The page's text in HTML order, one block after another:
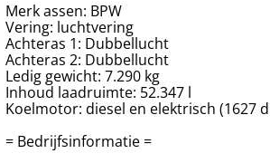
Merk assen: BPW
Vering: luchtvering
Achteras 1: Dubbellucht
Achteras 2: Dubbellucht
Ledig gewicht: 7.290 kg
Inhoud laadruimte: 52.347 l
Koelmotor: diesel en elektrisch (1627
= Bedrijfsinformatie =